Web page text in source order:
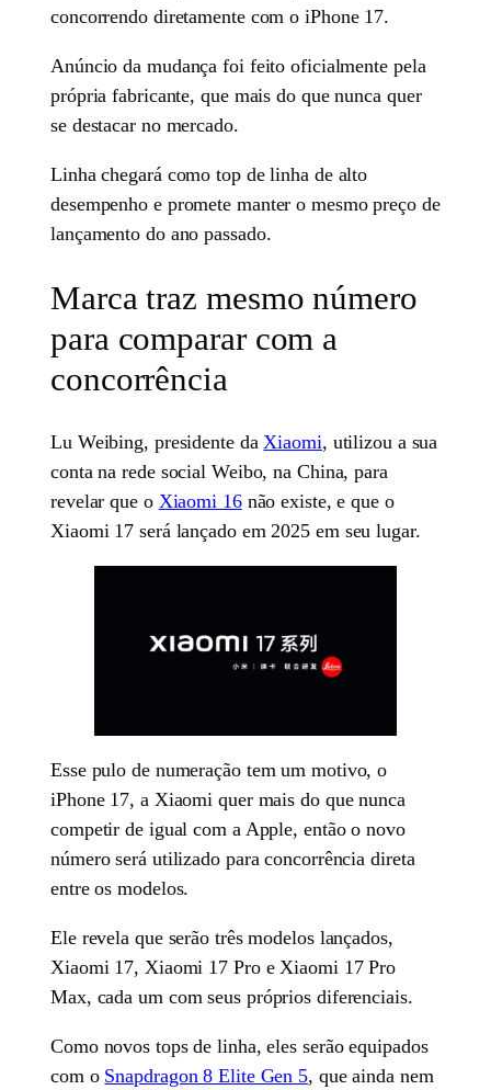
concorrendo diretamente com o iPhone 17.
Anúncio da mudança foi feito oficialmente pela
própria fabricante, que mais do que nunca quer
se destacar no mercado.
Linha chegará como top de linha de alto
desempenho e promete manter o mesmo preço de
lançamento do ano passado.
Marca traz mesmo número
para comparar com a
concorrência
Lu Weibing, presidente da Xiaomi, utilizou a sua
conta na rede social Weibo, na China, para
revelar que o Xiaomi 16não existe, e que o
Xiaomi 17 será lançado em 2025 em seu lugar.
Esse pulo de numeração tem um motivo, o
iPhone 17, a Xiaomi quer mais do que nunca
competir de igual com a Apple, então o novo
número será utilizado para concorrência direta
entre os modelos.
Ele revela que serão três modelos lançados,
Xiaomi 17, Xiaomi 17 Pro e Xiaomi 17 Pro
Max, cada um com seus próprios diferenciais.
Como novos tops de linha, eles serão equipados
com o Snapdragon 8 Elite Gen 5, que ainda nem